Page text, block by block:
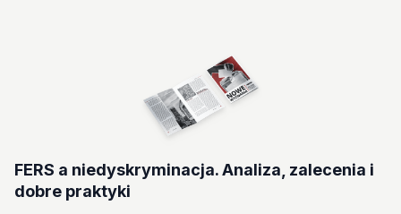
FERS a niedyskryminacja. Analiza, zalecenia i
dobre praktyki